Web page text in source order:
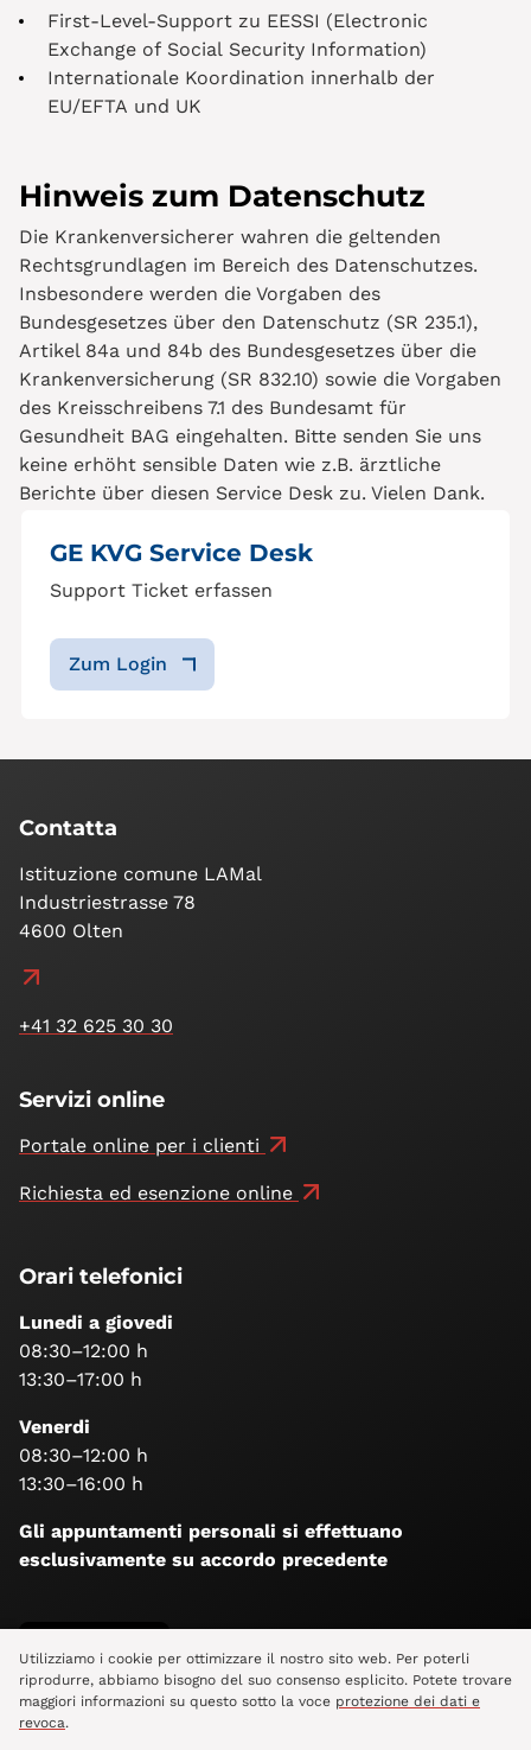
First-Level-Support zu EESSI (Electronic
Exchange of Social Security Information)
Internationale Koordination innerhalb der
EU/EFTA und UK
Hinweis zum Datenschutz
Die Krankenversicherer wahren die geltenden
Rechtsgrundlagen im Bereich des Datenschutzes.
Insbesondere werden die Vorgaben des
Bundesgesetzes über den Datenschutz (SR 235.1),
Artikel 84a und 84b des Bundesgesetzes über die
Krankenversicherung (SR 832.10) sowie die Vorgaben
des Kreisschreibens 7.1 des Bundesamt für
Gesundheit BAG eingehalten. Bitte senden Sie uns
keine erhöht sensible Daten wie z.B. ärztliche
Berichte über diesen Service Desk zu. Vielen Dank.
GE KVG Service Desk
Support Ticket erfassen
Zum Login
Contatta
Istituzione comune LAMal
Industriestrasse 78
4600 Olten
+41 32 625 30 30
Servizi online
Portale online per i clienti
Richiesta ed esenzione online
Orari telefonici
Lunedi a giovedi
08:30–12:00 h
13:30–17:00 h
Venerdi
08:30–12:00 h
13:30–16:00 h
Gli appuntamenti personali si effettuano
esclusivamente su accordo precedente
Seguiteci
Utilizziamo i cookie per ottimizzare il nostro sito web. Per poterli
riprodurre, abbiamo bisogno del suo consenso esplicito. Potete trovare
maggiori informazioni su questo sotto la voce protezione dei dati e
revoca.